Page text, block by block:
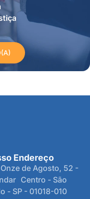
Endereço
Onze de Agosto, 52 -
Centro - São
- SP - 01018-010